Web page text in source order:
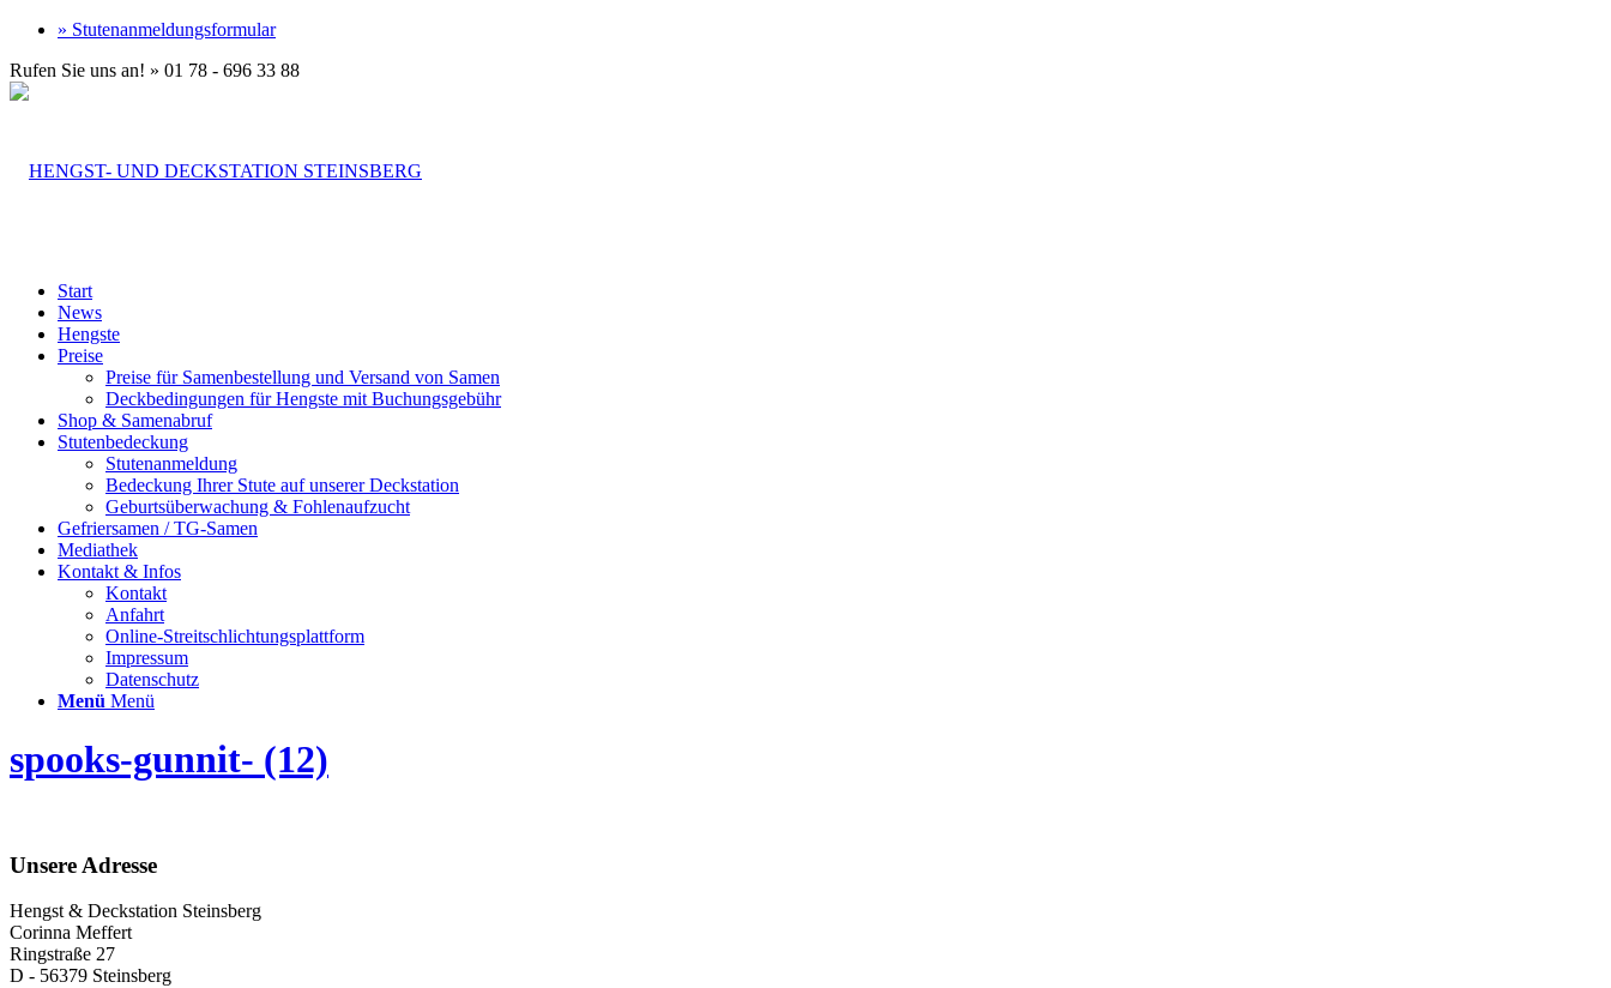
» Stutenanmeldungsformular
Rufen Sie uns an! » 01 78 - 696 33 88
Start
News
Hengste
Preise
Preise für Samenbestellung und Versand von Samen
Deckbedingungen für Hengste mit Buchungsgebühr
Shop & Samenabruf
Stutenbedeckung
Stutenanmeldung
Bedeckung Ihrer Stute auf unserer Deckstation
Geburtsüberwachung & Fohlenaufzucht
Gefriersamen / TG-Samen
Mediathek
Kontakt & Infos
Kontakt
Anfahrt
Online-Streitschlichtungsplattform
Impressum
Datenschutz
Menü Menü
spooks-gunnit- (12)
Unsere Adresse
Hengst & Deckstation Steinsberg
Corinna Meffert
Ringstraße 27
D - 56379 Steinsberg